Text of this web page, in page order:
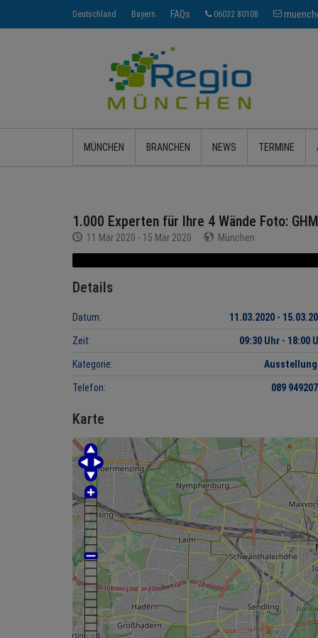
Deutschland Bayern FAQs 06032 80108
MÜNCHEN BRANCHEN NEWS TERMINE
1.000 Experten für Ihre 4 Wände Foto: GHM
11 Mär 2020 - 15 Mär 2020 München
Details
Datum: 11.03.2020 -
Zeit: 09:30 Uhr - 18:00
Kategorie:
Telefon: 089
Karte